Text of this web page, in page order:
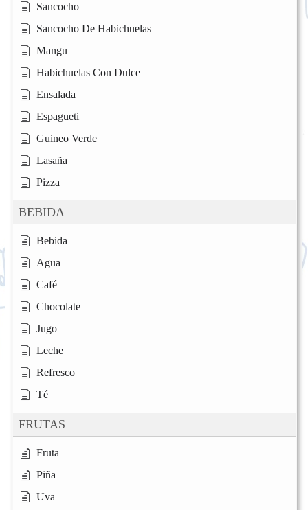
Sancocho
Sancocho De Habichuelas
Mangu
Habichuelas Con Dulce
Ensalada
Espagueti
Guineo Verde
Lasaña
Pizza
BEBIDA
Bebida
Agua
Café
Chocolate
Jugo
Leche
Refresco
Té
FRUTAS
Fruta
Piña
Uva